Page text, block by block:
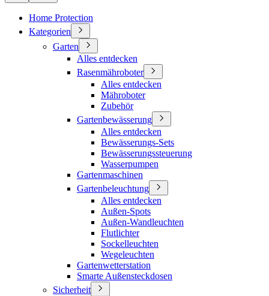
Home Protection
Kategorien
Garten
Alles entdecken
Rasenmähroboter
Alles entdecken
Mähroboter
Zubehör
Gartenbewässerung
Alles entdecken
Bewässerungs-Sets
Bewässerungssteuerung
Wasserpumpen
Gartenmaschinen
Gartenbeleuchtung
Alles entdecken
Außen-Spots
Außen-Wandleuchten
Flutlichter
Sockelleuchten
Wegeleuchten
Gartenwetterstation
Smarte Außensteckdosen
Sicherheit